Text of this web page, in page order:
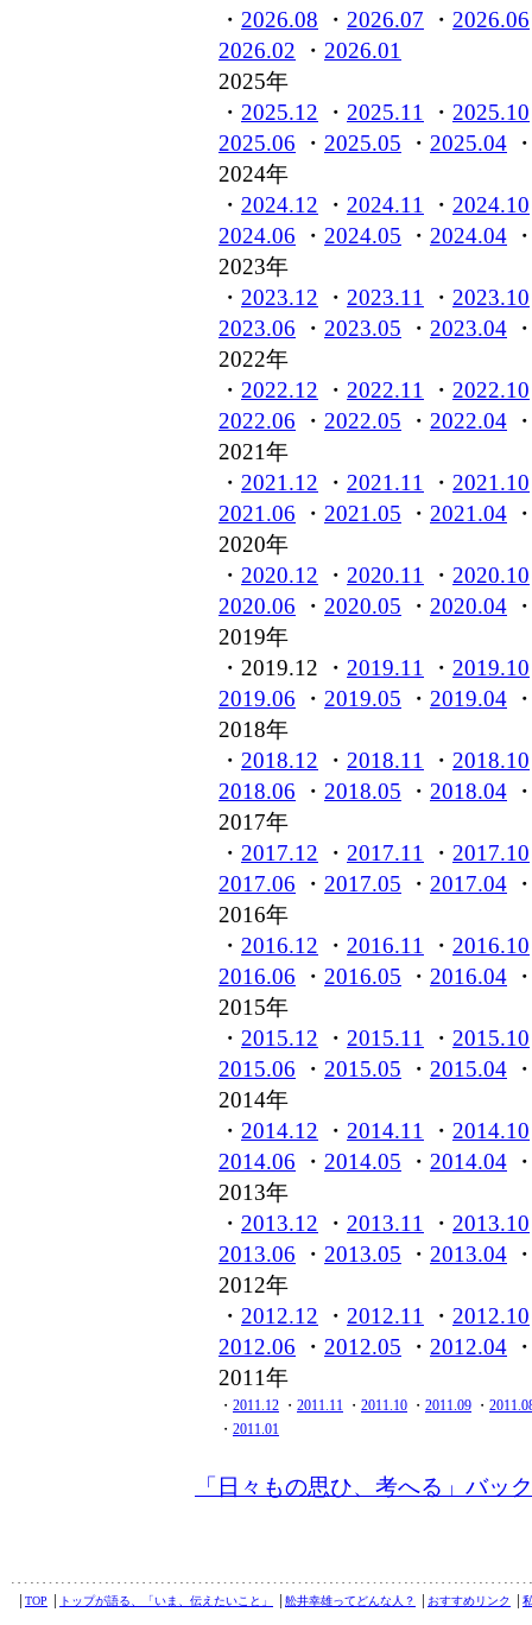
・ 2026.08 ・ 2026.07 ・ 2026.06
2026.02 ・ 2026.01
2025年
・ 2025.12 ・ 2025.11 ・ 2025.10
2025.06 ・ 2025.05 ・ 2025.04
2024年
・ 2024.12 ・ 2024.11 ・ 2024.10
2024.06 ・ 2024.05 ・ 2024.04
2023年
・ 2023.12 ・ 2023.11 ・ 2023.10
2023.06 ・ 2023.05 ・ 2023.04
2022年
・ 2022.12 ・ 2022.11 ・ 2022.10
2022.06 ・ 2022.05 ・ 2022.04
2021年
・ 2021.12 ・ 2021.11 ・ 2021.10
2021.06 ・ 2021.05 ・ 2021.04
2020年
・ 2020.12 ・ 2020.11 ・ 2020.10
2020.06 ・ 2020.05 ・ 2020.04
2019年
・2019.12 ・ 2019.11 ・ 2019.10
2019.06 ・ 2019.05 ・ 2019.04
2018年
・ 2018.12 ・ 2018.11 ・ 2018.10
2018.06 ・ 2018.05 ・ 2018.04
2017年
・ 2017.12 ・ 2017.11 ・ 2017.10
2017.06 ・ 2017.05 ・ 2017.04
2016年
・ 2016.12 ・ 2016.11 ・ 2016.10
2016.06 ・ 2016.05 ・ 2016.04
2015年
・ 2015.12 ・ 2015.11 ・ 2015.10
2015.06 ・ 2015.05 ・ 2015.04
2014年
・ 2014.12 ・ 2014.11 ・ 2014.10
2014.06 ・ 2014.05 ・ 2014.04
2013年
・ 2013.12 ・ 2013.11 ・ 2013.10
2013.06 ・ 2013.05 ・ 2013.04
2012年
・ 2012.12 ・ 2012.11 ・ 2012.10
2012.06 ・ 2012.05 ・ 2012.04
2011年
・ 2011.12 ・ 2011.11 ・ 2011.10 ・ 2011.09 ・
・ 2011.01
「日々もの思ひ、考へる」バッ
TOP トップが語る、「いま、伝えたいこと」 舩井幸雄ってどんな人？ おすすめリンク